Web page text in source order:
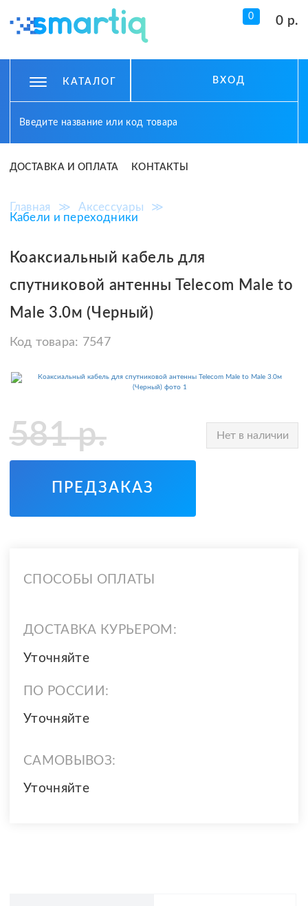
0 0 р.
КАТАЛОГ ВХОД
ДОСТАВКА И ОПЛАТА КОНТАКТЫ
Главная ≫ Аксессуары
≫
Кабели и переходники
Коаксиальный кабель для
спутниковой антенны Telecom Male to
Male 3.0м (Черный)
Код товара: 7547
581р. Нет в наличии
ПРЕДЗАКАЗ
СПОСОБЫ ОПЛАТЫ
ДОСТАВКА КУРЬЕРОМ:
Уточняйте
ПО РОССИИ:
Уточняйте
САМОВЫВОЗ:
Уточняйте